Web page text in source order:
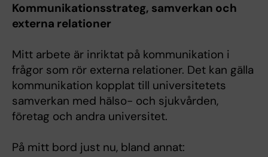
Kommunikationsstrateg, samverkan och
externa relationer
Mitt arbete är inriktat på kommunikation i
frågor som rör externa relationer. Det kan gälla
kommunikation kopplat till universitetets
samverkan med hälso- och sjukvården,
företag och andra universitet.
På mitt bord just nu, bland annat: